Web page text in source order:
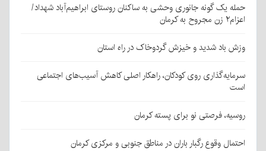
حمله یک گونه جانوری وحشی به ساکنان روستای ابراهیم‌آباد شهداد/
اعزام۲ زن مجروح به کرمان
وزش باد شدید و خیزش گردوخاک در راه استان
سرمایه‌گذاری روی کودکان، راهکار اصلی کاهش آسیب‌های اجتماعی
است
روسیه، فرصتی نو برای پسته کرمان
احتمال وقوع رگبار باران در مناطق جنوبی و مرکزی کرمان